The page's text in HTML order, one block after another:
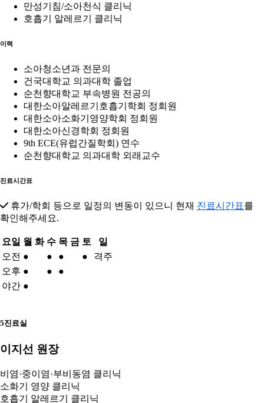
만성기침/소아천식 클리닉
호흡기 알레르기 클리닉
이력
소아청소년과 전문의
건국대학교 의과대학 졸업
순천향대학교 부속병원 전공의
대한소아알레르기호흡기학회 정회원
대한소아소화기영양학회 정회원
대한소아신경학회 정회원
9th ECE(유럽간질학회) 연수
순천향대학교 의과대학 외래교수
진료시간표
휴가/학회 등으로 일정의 변동이 있으니 현재 진료시간표를
확인해주세요.
요일 월 화 수 목 금 토
일
오전 ● ● ● ●
격주
오후 ● ●
●
야간 ●
5진료실
이지선 원장
비염·중이염·부비동염 클리닉
소화기 영양 클리닉
호흡기 알레르기 클리닉